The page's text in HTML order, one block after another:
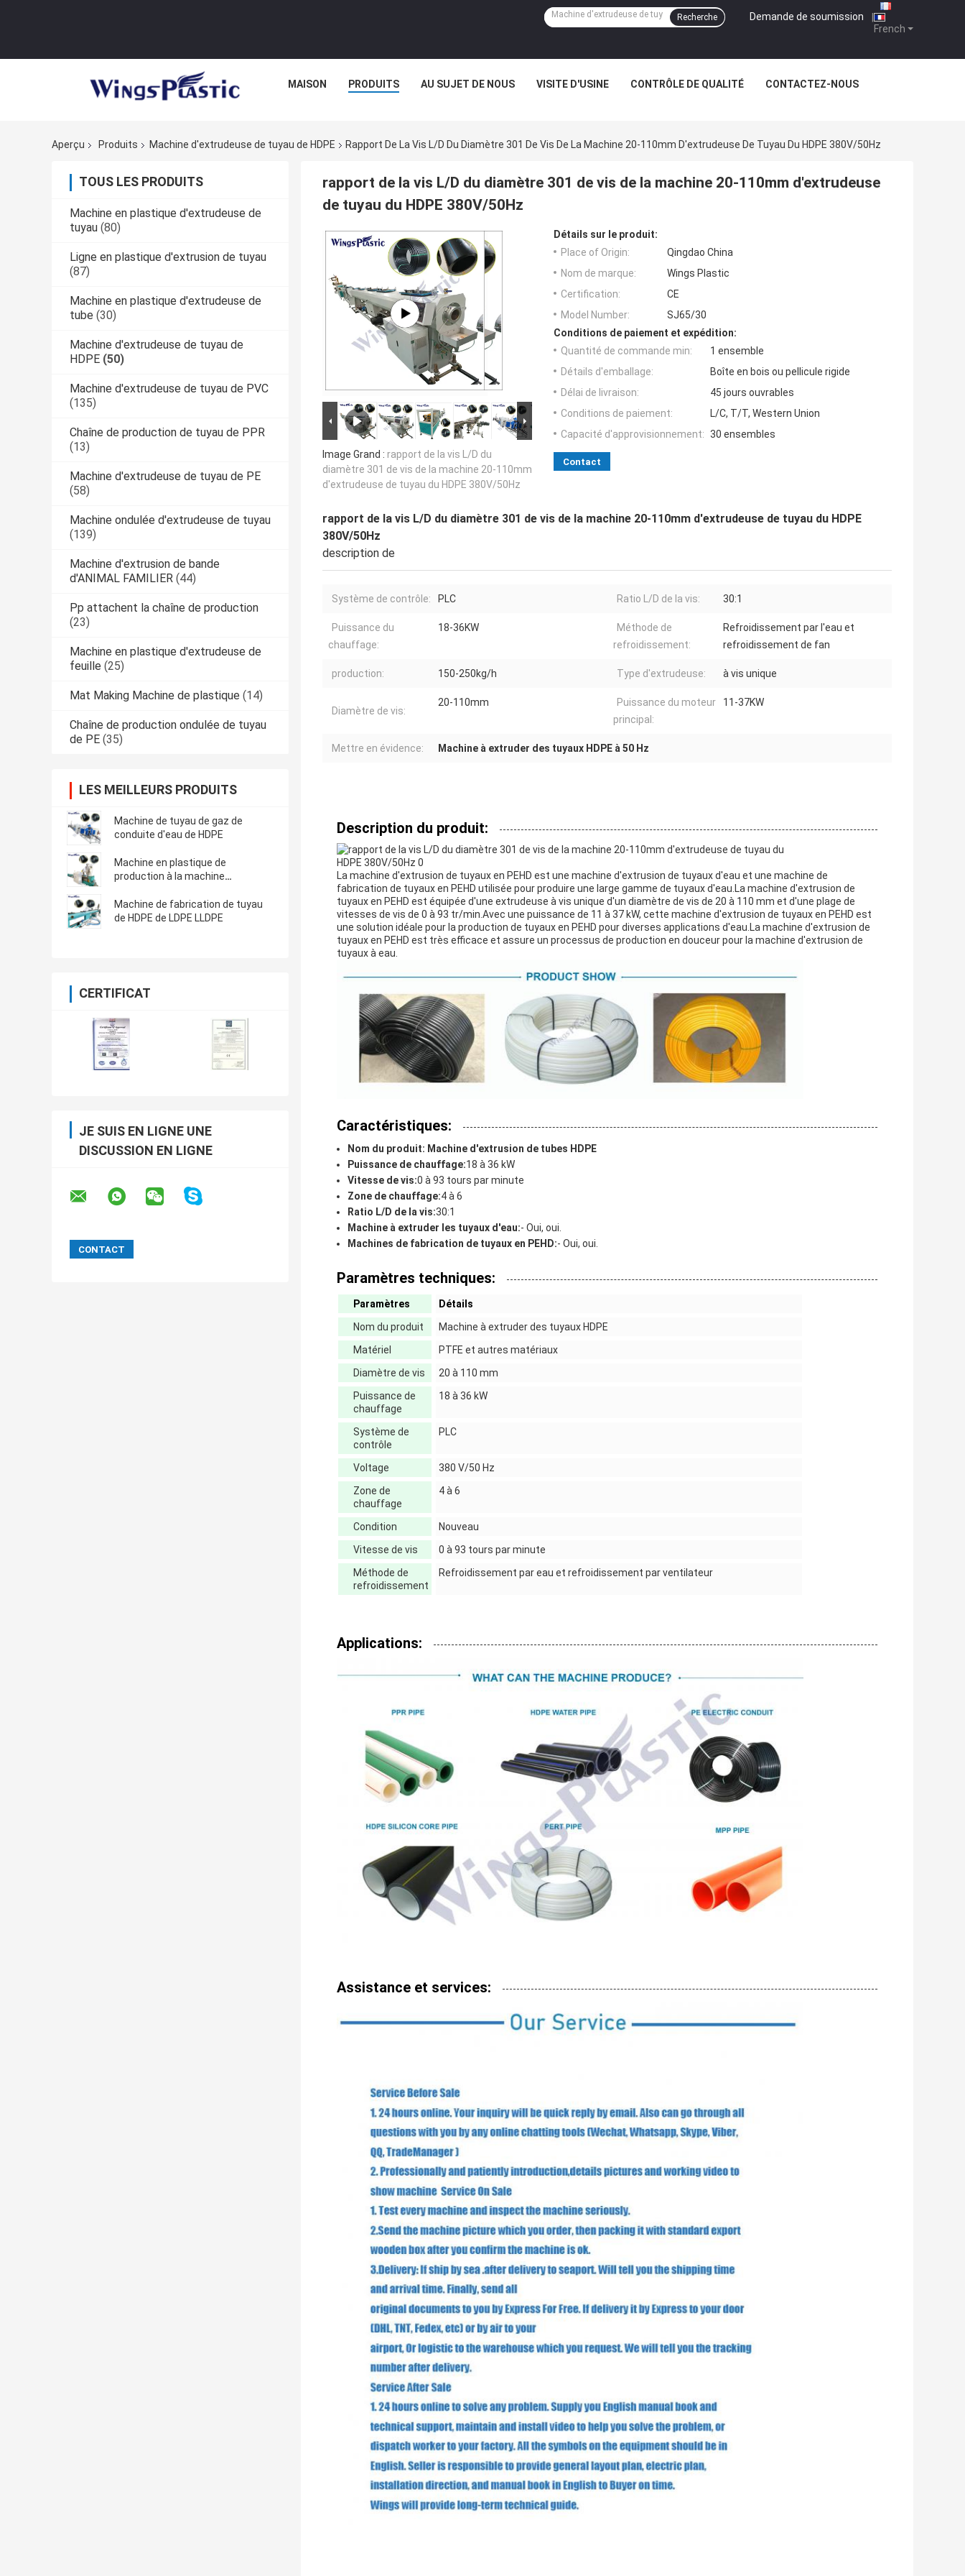
French
Demande de soumission |
Recherche
MAISON PRODUITS AU SUJET DE NOUS VISITE D'USINE CONTRÔLE DE QUALITÉ CONTACTEZ-NOUS
Aperçu Produits Machine d'extrudeuse de tuyau de HDPE Rapport De La Vis L/D Du Diamètre 301 De Vis De La Machine 20-110mm D'extrudeuse De Tuyau Du HDPE 380V/50Hz
TOUS LES PRODUITS
Machine en plastique d'extrudeuse de
tuyau (80)
Ligne en plastique d'extrusion de tuyau
(87)
Machine en plastique d'extrudeuse de
tube (30)
Machine d'extrudeuse de tuyau de
HDPE (50)
Machine d'extrudeuse de tuyau de PVC
(135)
Chaîne de production de tuyau de PPR
(13)
Machine d'extrudeuse de tuyau de PE
(58)
Machine ondulée d'extrudeuse de tuyau
(139)
Machine d'extrusion de bande
d'ANIMAL FAMILIER (44)
Pp attachent la chaîne de production
(23)
Machine en plastique d'extrudeuse de
feuille (25)
Mat Making Machine de plastique (14)
Chaîne de production ondulée de tuyau
de PE (35)
LES MEILLEURS PRODUITS
Machine de tuyau de gaz de
conduite d'eau de HDPE
Machine en plastique de
production à la machine
Machine de fabrication de tuyau
de HDPE de LDPE LLDPE
CERTIFICAT
JE SUIS EN LIGNE UNE
DISCUSSION EN LIGNE
rapport de la vis L/D du diamètre 301 de vis de la machine 20-110mm d'extrudeuse
de tuyau du HDPE 380V/50Hz
Image Grand : rapport de la vis L/D du
diamètre 301 de vis de la machine 20-110mm
d'extrudeuse de tuyau du HDPE 380V/50Hz
Détails sur le produit:
Place of Origin:
Qingdao China
Nom de marque:
Wings Plastic
Certification:
CE
Model Number:
SJ65/30
Conditions de paiement et expédition:
Quantité de commande min:
1 ensemble
Détails d'emballage:
Boîte en bois ou pellicule rigide
Délai de livraison:
45 jours ouvrables
Conditions de paiement:
L/C, T/T, Western Union
Capacité d'approvisionnement: 30 ensembles
Contact
rapport de la vis L/D du diamètre 301 de vis de la machine 20-110mm d'extrudeuse de tuyau du HDPE
380V/50Hz
description de
Système de contrôle: PLC Ratio L/D de la vis: 30:1
Puissance du
chauffage:
18-36KW
Méthode de
refroidissement:
Refroidissement par l'eau et
refroidissement de fan
production: 150-250kg/h Type d'extrudeuse: à vis unique
Diamètre de vis:
20-110mm
Puissance du moteur
principal:
11-37KW
Mettre en évidence: Machine à extruder des tuyaux HDPE à 50 Hz
Description du produit:
La machine d'extrusion de tuyaux en PEHD est une machine d'extrusion de tuyaux d'eau et une machine de
fabrication de tuyaux en PEHD utilisée pour produire une large gamme de tuyaux d'eau.La machine d'extrusion de
tuyaux en PEHD est équipée d'une extrudeuse à vis unique d'un diamètre de vis de 20 à 110 mm et d'une plage de
vitesses de vis de 0 à 93 tr/min.Avec une puissance de 11 à 37 kW, cette machine d'extrusion de tuyaux en PEHD est
une solution idéale pour la production de tuyaux en PEHD pour diverses applications d'eau.La machine d'extrusion de
tuyaux en PEHD est très efficace et assure un processus de production en douceur pour la machine d'extrusion de
tuyaux à eau.
Caractéristiques:
Nom du produit: Machine d'extrusion de tubes HDPE
Puissance de chauffage:18 à 36 kW
Vitesse de vis:0 à 93 tours par minute
Zone de chauffage:4 à 6
Ratio L/D de la vis:30:1
Machine à extruder les tuyaux d'eau:- Oui, oui.
Machines de fabrication de tuyaux en PEHD:- Oui, oui.
Paramètres techniques:
Paramètres
Détails
Nom du produit
Machine à extruder des tuyaux HDPE
Matériel
PTFE et autres matériaux
Diamètre de vis
20 à 110 mm
Puissance de
chauffage
18 à 36 kW
Système de
contrôle
PLC
Voltage
380 V/50 Hz
Zone de
chauffage
4 à 6
Condition
Nouveau
Vitesse de vis
0 à 93 tours par minute
Méthode de
refroidissement
Refroidissement par eau et refroidissement par ventilateur
Applications:
Assistance et services: